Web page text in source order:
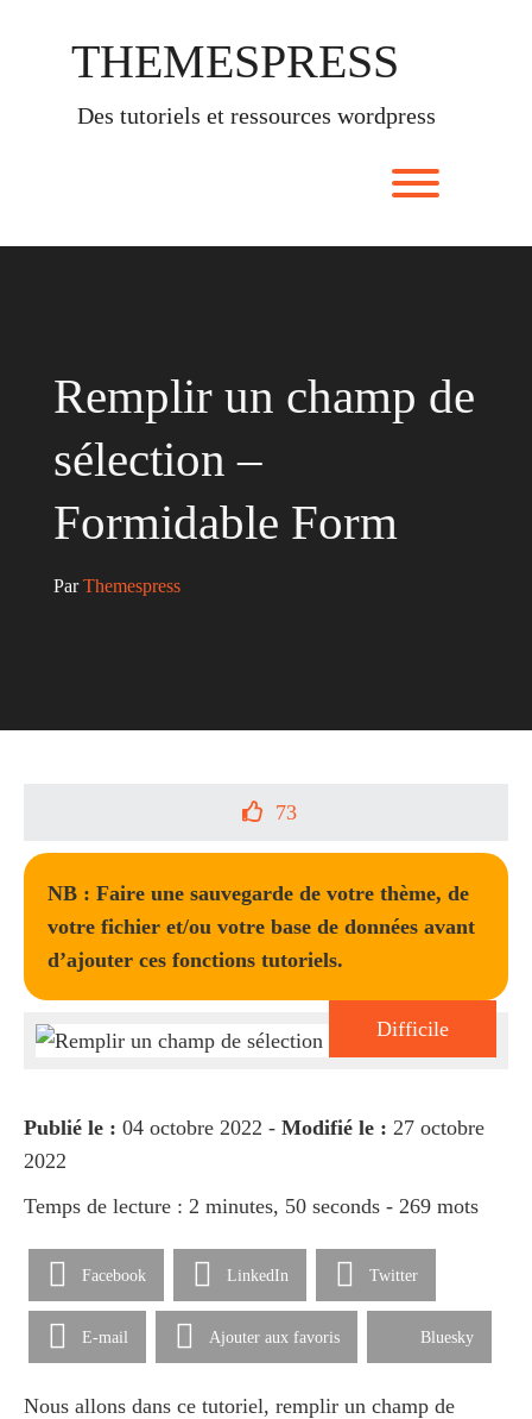
THEMESPRESS
des tutoriels et ressources wordpress
Remplir un champ de
sélection –
Formidable Form
Par Themespress
73
NB : Faire une sauvegarde de votre thème, de
votre fichier et/ou votre base de données avant
d’ajouter ces fonctions tutoriels.
Difficile
Publié le : 04 octobre 2022 - Modifié le : 27 octobre
2022
Temps de lecture : 2 minutes, 50 seconds - 269 mots
Facebook LinkedIn Twitter
E-mail Ajouter aux favoris Bluesky
Nous allons dans ce tutoriel, remplir un champ de